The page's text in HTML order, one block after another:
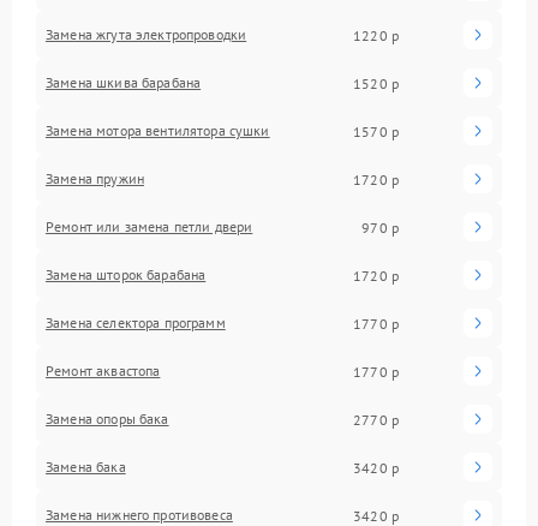
Замена жгута электропроводки 1220 р
Замена шкива барабана 1520 р
Замена мотора вентилятора сушки 1570 р
Замена пружин 1720 р
Ремонт или замена петли двери 970 р
Замена шторок барабана 1720 р
Замена селектора программ 1770 р
Ремонт аквастопа 1770 р
Замена опоры бака 2770 р
Замена бака 3420 р
Замена нижнего противовеса 3420 р